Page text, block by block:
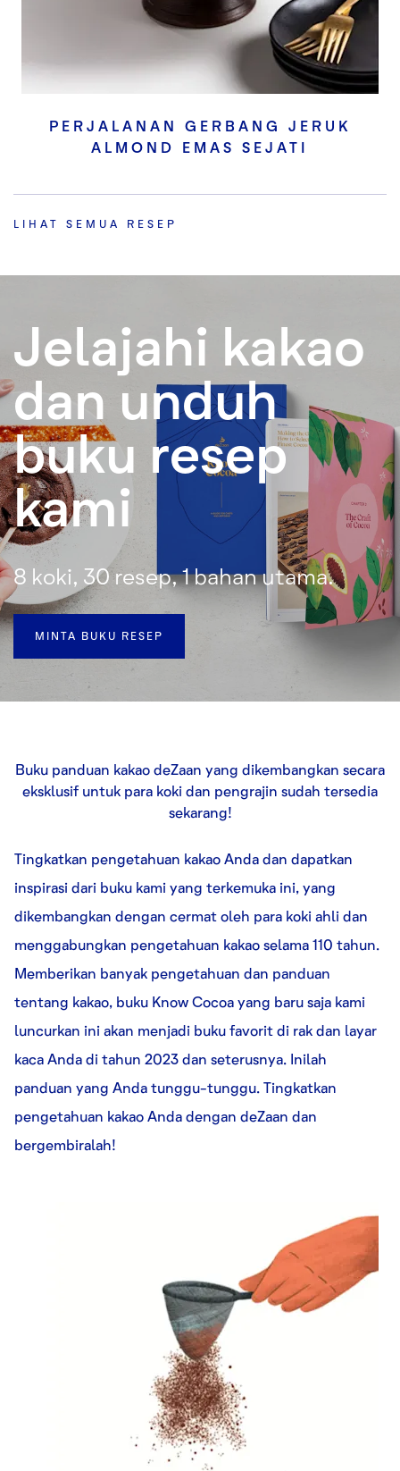
PERJALANAN GERBANG JERUK
ALMOND EMAS SEJATI
LIHAT SEMUA RESEP
Jelajahi kakao
dan unduh
buku resep
kami
8 koki, 30 resep, 1 bahan utama.
MINTA BUKU RESEP
Buku panduan kakao deZaan yang dikembangkan secara
eksklusif untuk para koki dan pengrajin sudah tersedia
sekarang!
Tingkatkan pengetahuan kakao Anda dan dapatkan
inspirasi dari buku kami yang terkemuka ini, yang
dikembangkan dengan cermat oleh para koki ahli dan
menggabungkan pengetahuan kakao selama 110 tahun.
Memberikan banyak pengetahuan dan panduan
tentang kakao, buku Know Cocoa yang baru saja kami
luncurkan ini akan menjadi buku favorit di rak dan layar
kaca Anda di tahun 2023 dan seterusnya. Inilah
panduan yang Anda tunggu-tunggu. Tingkatkan
pengetahuan kakao Anda dengan deZaan dan
bergembiralah!